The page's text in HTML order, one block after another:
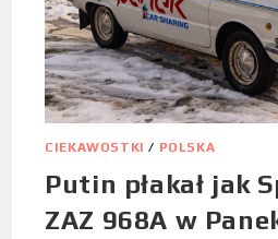
CIEKAWOSTKI / POLSKA
Putin płakał jak
ZAZ 968A w